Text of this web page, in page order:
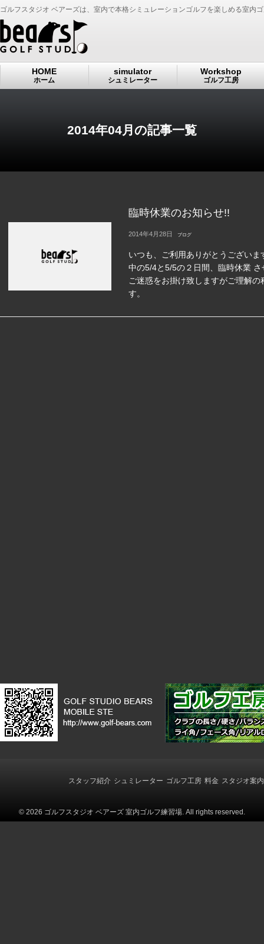
ゴルフスタジオ ベアーズは、室内で本格シミュレーションゴルフを楽しめる室内
HOME
ホーム
simulator
シュミレーター
Workshop
ゴルフ工房
2014年04月の記事一覧
臨時休業のお知らせ!!
2014年4月28日 ブログ
いつも、ご利用ありがとうござい
中の5/4と5/5の２日間、臨時休業
ご迷惑をお掛け致しますがご理解
す。
スタッフ紹介 シュミレーター ゴルフ工房 料金 スタジオ案内
© 2026 ゴルフスタジオ ベアーズ 室内ゴルフ練習場. All rights reserved.